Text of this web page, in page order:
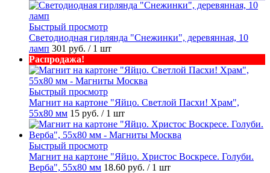
Быстрый просмотр
Светодиодная гирлянда "Снежинки", деревянная, 10
ламп 301 руб. / 1 шт
Распродажа!
Быстрый просмотр
Магнит на картоне "Яйцо. Светлой Пасхи! Храм",
55х80 мм 15 руб. / 1 шт
Быстрый просмотр
Магнит на картоне "Яйцо. Христос Воскресе. Голуби.
Верба", 55х80 мм 18.60 руб. / 1 шт